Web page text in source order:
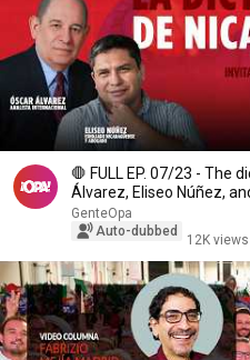
🛑 FULL EP. 07/23 - The
Álvarez, Eliseo Núñez,
GenteOpa
Auto-dubbed
12K views